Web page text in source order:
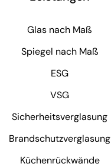
Glas nach Maß
Spiegel nach Maß
ESG
VSG
Sicherheitsverglasung
Brandschutzverglasung
Küchenrückwände